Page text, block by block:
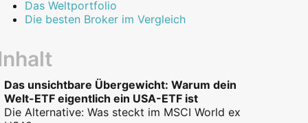
Das Weltportfolio
Die besten Broker im Vergleich
Das unsichtbare Übergewicht: Warum dein
Welt-ETF eigentlich ein USA-ETF ist
Die Alternative: Was steckt im MSCI World ex